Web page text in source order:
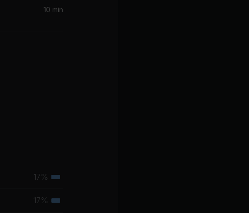
10 min
17% Tertiäre
17% Tertiäre